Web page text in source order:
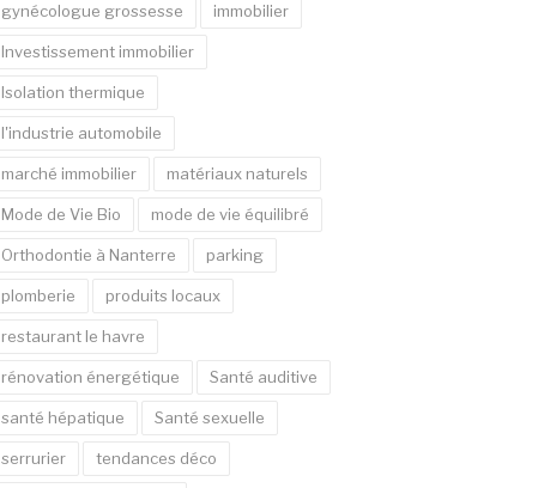
gynécologue grossesse immobilier
Investissement immobilier
Isolation thermique
l'industrie automobile
marché immobilier matériaux naturels
Mode de Vie Bio mode de vie équilibré
Orthodontie à Nanterre parking
plomberie produits locaux
restaurant le havre
rénovation énergétique Santé auditive
santé hépatique Santé sexuelle
serrurier tendances déco